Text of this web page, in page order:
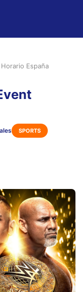
España
SPORTS